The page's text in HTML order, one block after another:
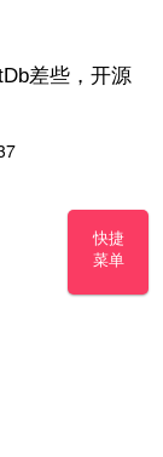
差些，开源
快捷
菜单